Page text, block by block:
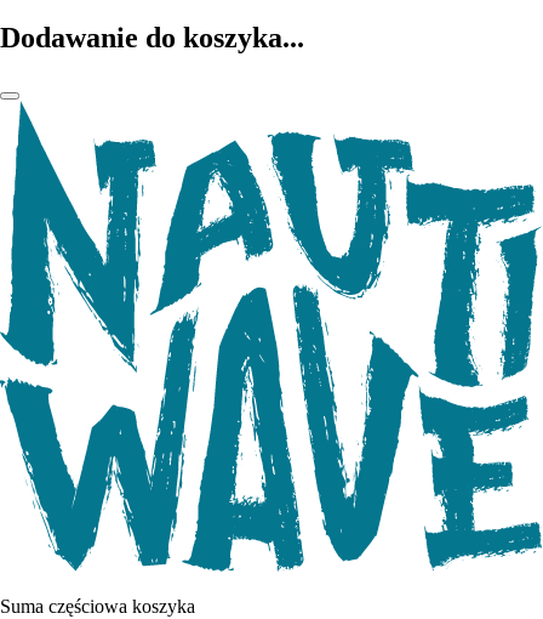
Dodawanie do koszyka...
Suma częściowa koszyka